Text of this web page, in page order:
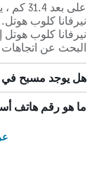
على
نيرفانا كلوب
البحث عن
هل يوجد مسبح في
ما هو رقم هاتف